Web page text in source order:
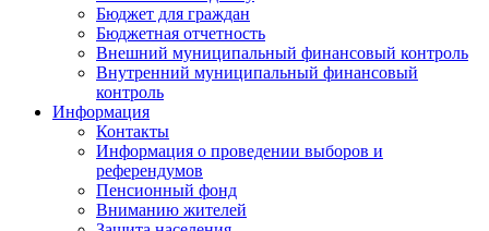
Бюджет для граждан
Бюджетная отчетность
Внешний муниципальный финансовый контроль
Внутренний муниципальный финансовый
контроль
Информация
Контакты
Информация о проведении выборов и
референдумов
Пенсионный фонд
Вниманию жителей